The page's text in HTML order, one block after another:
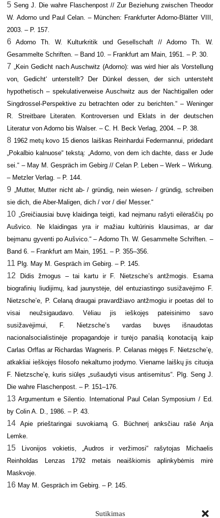
Sutikimas
5 Seng J. Die wahre Flaschenpost // Zur Beziehung zwischen Theodor
W. Adorno und Paul Celan. – München: Frankfurter Adorno-Blätter VIII,
2003. – P. 157.
6 Adorno Th. W. Kulturkritik und Gesellschaft // Adorno Th. W.
Gesammelte Schriften. – Band 10. – Frankfurt am Main, 1951. – P. 30.
7 „Kein Gedicht nach Auschwitz (Adorno): was wird hier als Vorstellung
von‚ Gedicht‘ unterstellt? Der Dünkel dessen, der sich untersteht
hypothetisch–spekulativerweise Auschwitz aus der Nachtigallen oder
Singdrossel-Perspektive zu betrachten oder zu berichten.“ – Weninger
R. Streitbare Literaten. Kontroversen und Eklats in der deutschen
Literatur von Adorno bis Walser. – C. H. Beck Verlag, 2004. – P. 38.
8 1962 metų kovo 15 dienos laiškas Reinhardui Federmannui, pridedant
„Pokalbio kalnuose“ tekstą: „Adorno, von dem ich dachte, dass er Jude
sei.“ – May M. Gespräch im Gebirg // Celan P. Leben – Werk – Wirkung.
– Metzler Verlag. – P. 144.
9 „Mutter, Mutter nicht ab- / gründig, nein wiesen- / gründig, schreiben
sie dich, die Aber-Maligen, dich / vor / die/ Messer.“
10 „Greičiausiai buvę klaidinga teigti, kad neįmanu rašyti eilėraščių po
Aušvico. Ne klaidingas yra ir mažiau kultūrinis klausimas, ar dar
beįmanu gyventi po Aušvico.“ – Adorno Th. W. Gesammelte Schriften. –
Band 6. – Frankfurt am Main, 1951. – P. 355–356.
11 Plg. May M. Gespräch im Gebirg. – P. 145.
12 Didis žmogus – tai kartu ir F. Nietzsche’s antžmogis. Esama
biografinių liudijimų, kad jaunystėje, dėl entuziastingo susižavėjimo F.
Nietzsche’e, P. Celaną draugai pravardžiavo antžmogiu ir poetas dėl to
visai neužsigaudavo. Vėliau jis ieškojęs pateisinimo savo
susižavėjimui, F. Nietzsche’s vardas buvęs išnaudotas
nacionalsocialistinėje propagandoje ir turėjo panašią konotaciją kaip
Carlas Orffas ar Richardas Wagneris. P. Celanas mėgęs F. Nietzsche’ę,
atkakliai ieškojęs filosofo nekaltumo įrodymo. Viename laiškų jis cituoja
F. Nietzsche’ę, kuris siūlęs „sušaudyti visus antisemitus“. Plg. Seng J.
Die wahre Flaschenpost. – P. 151–176.
13 Argumentum e Silentio. International Paul Celan Symposium / Ed.
by Colin A. D., 1986. – P. 43.
14 Apie prieštaringai suvokiamą G. Büchnerį anksčiau rašė Anja
Lemke.
15 Livonijos vokietis, „Audros ir veržimosi“ rašytojas Michaelis
Reinholdas Lenzas 1792 metais neaiškiomis aplinkybėmis mirė
Maskvoje.
16 May M. Gespräch im Gebirg. – P. 145.